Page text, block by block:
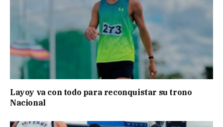
Layoy va con todo para reconquistar su trono
Nacional